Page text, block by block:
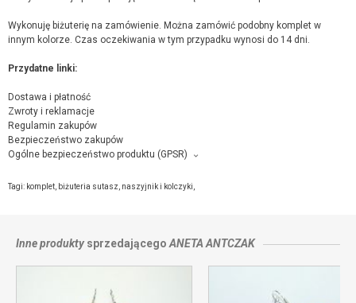
Wykonuję biżuterię na zamówienie. Można zamówić podobny komplet w
innym kolorze. Czas oczekiwania w tym przypadku wynosi do 14 dni.
Przydatne linki:
Dostawa i płatność
Zwroty i reklamacje
Regulamin zakupów
Bezpieczeństwo zakupów
Ogólne bezpieczeństwo produktu (GPSR)
Aneta Antczak, ul. Dąbrówki 4m8, 05-300 Mińsk Mazowiecki,
sprzedającym
Tagi: komplet biżuteria sutasz naszyjnik i kolczyki
Inne produktysprzedającego ANETA ANTCZAK